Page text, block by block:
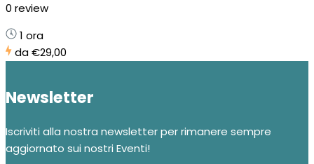
0 review
1 ora
da€29,00
Newsletter
Iscriviti alla nostra newsletter per rimanere sempre
aggiornato sui nostri Eventi!